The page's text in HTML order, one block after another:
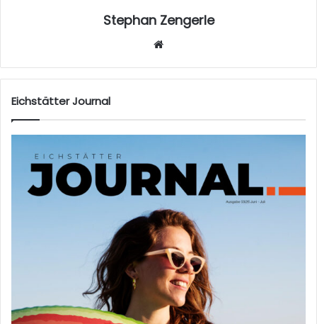
Stephan Zengerle
sei
Eichstätter Journal